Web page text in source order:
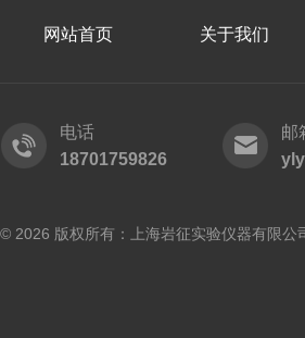
网站首页 关于我们
电话
18701759826
邮
© 2026 版权所有：上海岩征实验仪器有限公